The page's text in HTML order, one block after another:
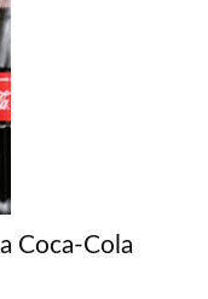
Coca-Cola